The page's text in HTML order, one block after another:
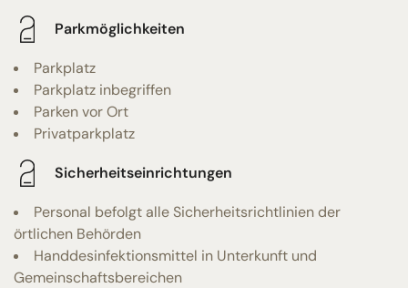
Parkmöglichkeiten
Parkplatz
Parkplatz inbegriffen
Parken vor Ort
Privatparkplatz
Sicherheitseinrichtungen
Personal befolgt alle Sicherheitsrichtlinien der
örtlichen Behörden
Handdesinfektionsmittel in Unterkunft und
Gemeinschaftsbereichen